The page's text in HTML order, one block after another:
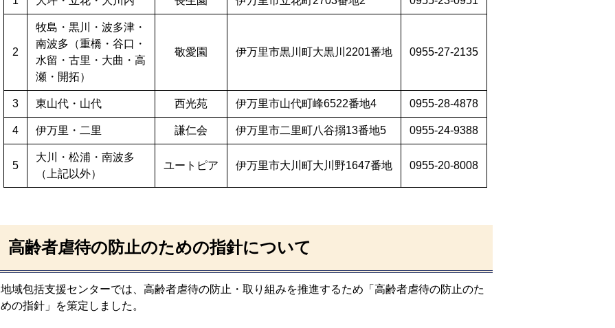
2
牧島・黒川・波多津・
南波多（重橋・谷口・
水留・古里・大曲・高
瀬・開拓）
敬愛園 伊万里市黒川町大黒川2201番地 0955-27-2135
3 東山代・山代 西光苑 伊万里市山代町峰6522番地4 0955-28-4878
4 伊万里・二里 謙仁会 伊万里市二里町八谷搦13番地5 0955-24-9388
5
大川・松浦・南波多
（上記以外）
ユートピア 伊万里市大川町大川野1647番地 0955-20-8008
高齢者虐待の防止のための指針について
地域包括支援センターでは、高齢者虐待の防止・取り組みを推進するため「高齢者虐待の防止のた
めの指針」を策定しました。